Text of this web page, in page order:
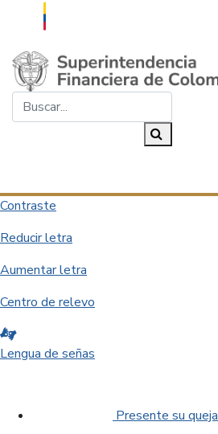
Saltar al contenido principal
Contraste
Reducir letra
Aumentar letra
Centro de relevo
Lengua de señas
Presente su queja